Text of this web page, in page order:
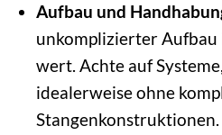
Aufbau und
unkomplizierter Aufbau
wert. Achte auf
idealerweise ohne